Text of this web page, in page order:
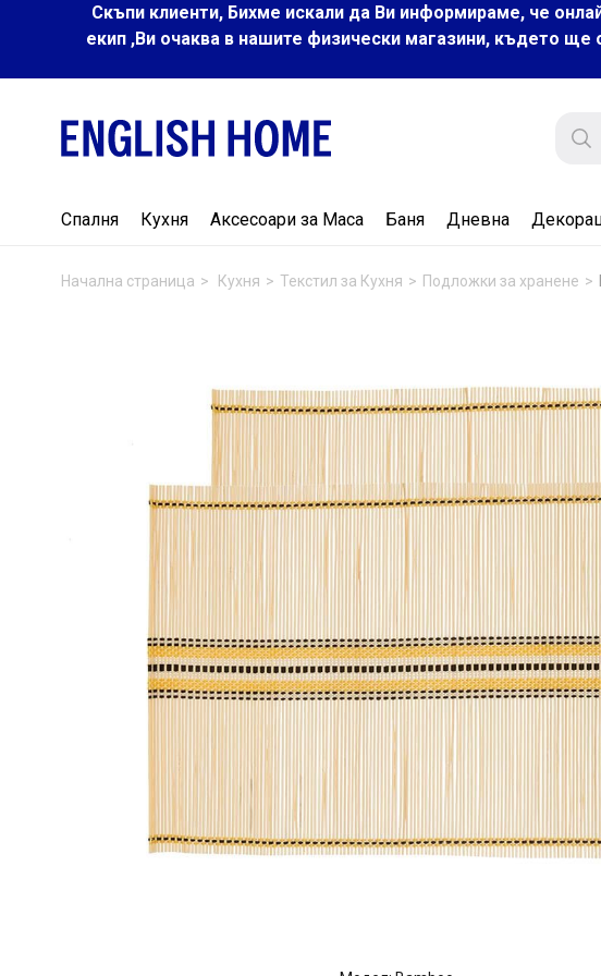
Скъпи клиенти, Бихме искали да Ви информираме, че
екип ,Ви очаква в нашите физически магазини, където
Спалня Кухня Аксесоари за Маса Баня Дневна
Начална страница Кухня Текстил за Кухня Подложки за хранене